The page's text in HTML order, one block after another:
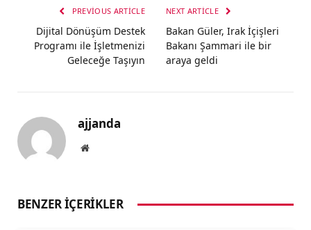
PREVIOUS ARTICLE
Dijital Dönüşüm Destek
Programı ile İşletmenizi
Geleceğe Taşıyın
NEXT ARTICLE
Bakan Güler, Irak İçişleri
Bakanı Şammari ile bir
araya geldi
ajjanda
Website
BENZER İÇERIKLER